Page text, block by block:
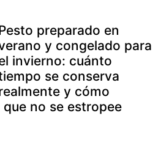
preparado en
y congelado para
invierno: cuánto
se conserva
y cómo
no se estropee